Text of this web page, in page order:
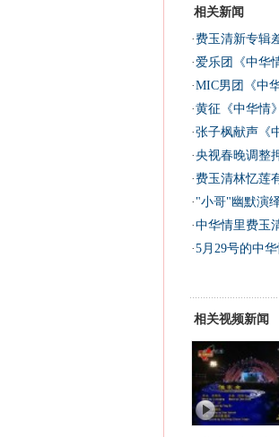
相关新闻
· 费玉清新专辑
·爱乐团《中华
·MIC男团《中
·黄征《中华情
·张子枫献声《
·央视春晚调整
· 费玉清林忆莲
· "小哥"幽默演
·中华情里费玉
·5月29号的中
相关视频新闻